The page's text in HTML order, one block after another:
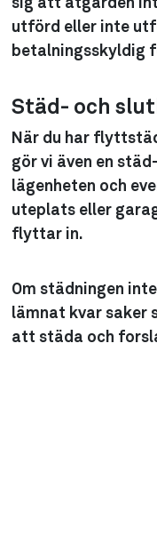
sig att åtgärden
utförd eller inte
betalningsskyldig
Städ- och
När du har
gör vi även en
lägenheten och
uteplats eller
flyttar in.
Om städningen
lämnat kvar saker
att städa och